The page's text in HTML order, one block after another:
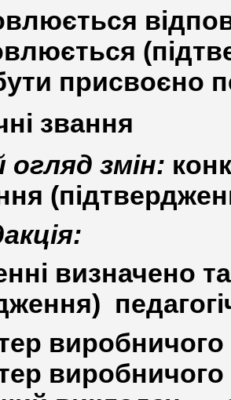
присвоєно
звання
змін:
визначено
виробничого
виробничого